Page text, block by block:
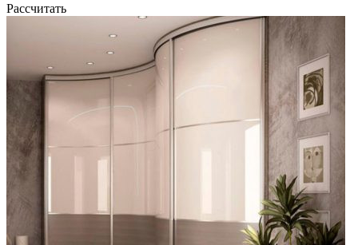
Рассчитать